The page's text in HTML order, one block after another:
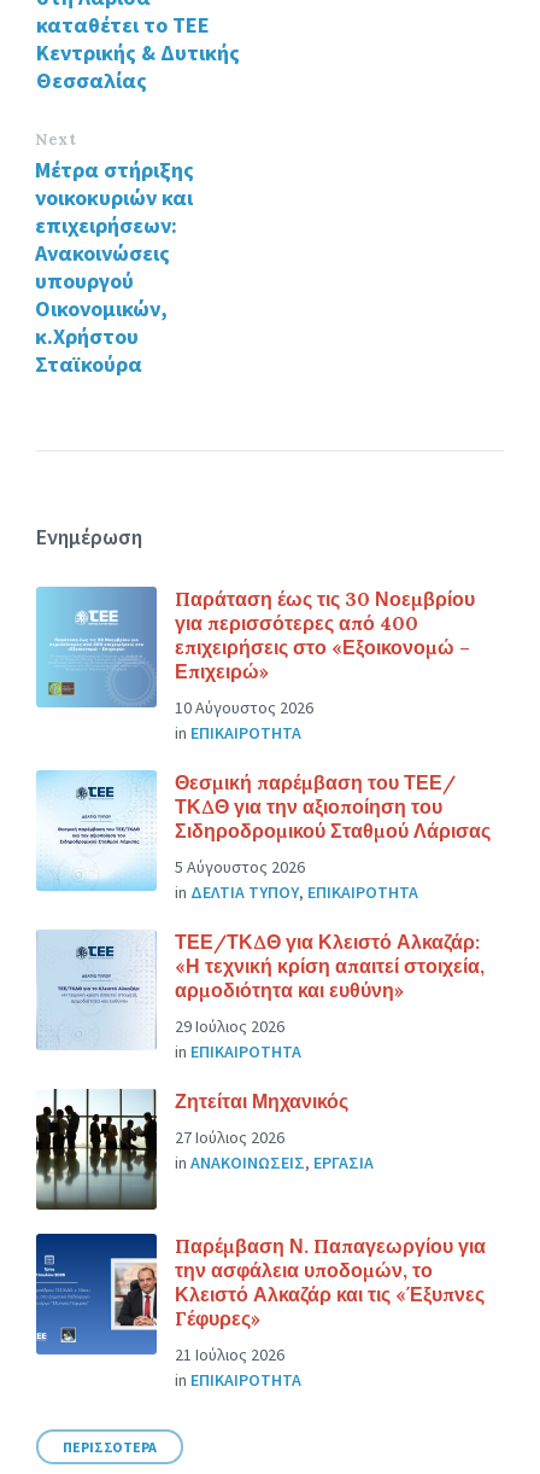
καταθέτει το ΤΕΕ
Κεντρικής & Δυτικής
Θεσσαλίας
Next
Μέτρα στήριξης
νοικοκυριών και
επιχειρήσεων:
Ανακοινώσεις
υπουργού
Οικονομικών,
κ.Χρήστου
Σταϊκούρα
Ενημέρωση
Παράταση έως τις 30 Νοεμβρίου
για περισσότερες από 400
επιχειρήσεις στο «Εξοικονομώ –
Επιχειρώ»
10 Αύγουστος 2026
in ΕΠΙΚΑΙΡΟΤΗΤΑ
Θεσμική παρέμβαση του ΤΕΕ/
ΤΚΔΘ για την αξιοποίηση του
Σιδηροδρομικού Σταθμού Λάρισας
5 Αύγουστος 2026
in ΔΕΛΤΙΑ ΤΥΠΟΥ, ΕΠΙΚΑΙΡΟΤΗΤΑ
ΤΕΕ/ΤΚΔΘ για Κλειστό Αλκαζάρ:
«Η τεχνική κρίση απαιτεί στοιχεία,
αρμοδιότητα και ευθύνη»
29 Ιούλιος 2026
in ΕΠΙΚΑΙΡΟΤΗΤΑ
Ζητείται Μηχανικός
27 Ιούλιος 2026
in ΑΝΑΚΟΙΝΩΣΕΙΣ, ΕΡΓΑΣΙΑ
Παρέμβαση Ν. Παπαγεωργίου για
την ασφάλεια υποδομών, το
Κλειστό Αλκαζάρ και τις «Έξυπνες
Γέφυρες»
21 Ιούλιος 2026
in ΕΠΙΚΑΙΡΟΤΗΤΑ
ΠΕΡΙΣΣΟΤΕΡΑ